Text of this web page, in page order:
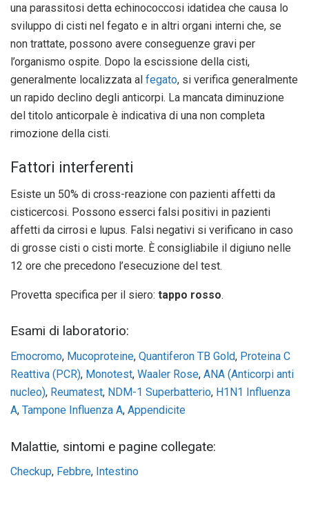
una parassitosi detta echinococcosi idatidea che causa lo
sviluppo di cisti nel fegato e in altri organi interni che, se
non trattate, possono avere conseguenze gravi per
l’organismo ospite. Dopo la escissione della cisti,
generalmente localizzata al fegato, si verifica generalmente
un rapido declino degli anticorpi. La mancata diminuzione
del titolo anticorpale è indicativa di una non completa
rimozione della cisti.
Fattori interferenti
Esiste un 50% di cross-reazione con pazienti affetti da
cisticercosi. Possono esserci falsi positivi in pazienti
affetti da cirrosi e lupus. Falsi negativi si verificano in caso
di grosse cisti o cisti morte. È consigliabile il digiuno nelle
12 ore che precedono l’esecuzione del test.
Provetta specifica per il siero: tappo rosso.
Esami di laboratorio:
Emocromo, Mucoproteine, Quantiferon TB Gold, Proteina C
Reattiva (PCR), Monotest, Waaler Rose, ANA (Anticorpi anti
nucleo), Reumatest, NDM-1 Superbatterio, H1N1 Influenza
A, Tampone Influenza A, Appendicite
Malattie, sintomi e pagine collegate:
Checkup, Febbre, Intestino